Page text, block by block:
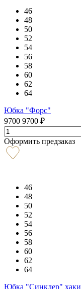
46
48
50
52
54
56
58
60
62
64
Юбка "Форс"
9700 9700 ₽
Оформить предзаказ
46
48
50
52
54
56
58
60
62
64
Юбка "Синклер" хаки